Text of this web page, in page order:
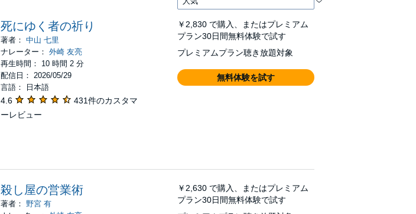
死にゆく者の祈り
著者：中山 七里
ナレーター：外崎 友亮
再生時間： 10 時間 2 分
配信日： 2026/05/29
言語： 日本語
4.6
431件のカスタマ
ーレビュー
￥2,830 で購入、またはプレミアム
プラン30日間無料体験で試す
プレミアムプラン聴き放題対象
無料体験を試す
殺し屋の営業術
著者：野宮 有
￥2,630 で購入、またはプレミアム
プラン30日間無料体験で試す